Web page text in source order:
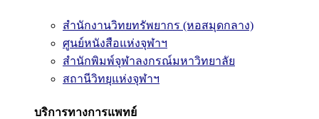
สำนักงานวิทยทรัพยากร (หอสมุดกลาง)
ศูนย์หนังสือแห่งจุฬาฯ
สำนักพิมพ์จุฬาลงกรณ์มหาวิทยาลัย
สถานีวิทยุแห่งจุฬาฯ
บริการทางการแพทย์